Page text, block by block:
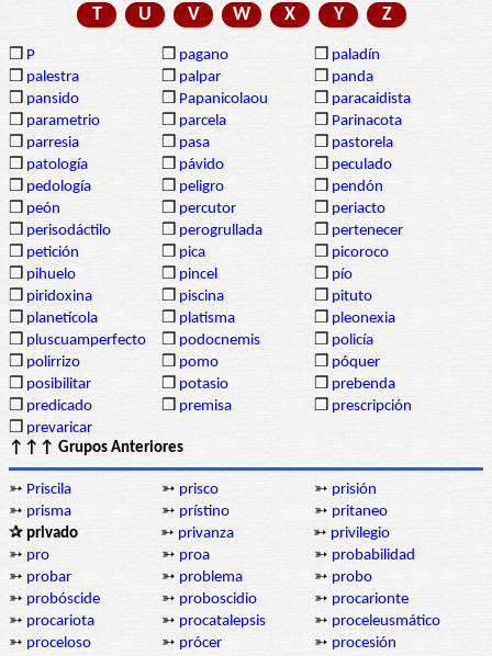
T
U V W X Y Z
❒ P ❒ pagano ❒ paladín
❒ palestra ❒ palpar ❒ panda
❒ pansido ❒ Papanicolaou ❒ paracaidista
❒ parametrio ❒ parcela ❒ Parinacota
❒ parresia ❒ pasa ❒ pastorela
❒ patología ❒ pávido ❒ peculado
❒ pedología ❒ peligro ❒ pendón
❒ peón ❒ percutor ❒ periacto
❒ perisodáctilo ❒ perogrullada ❒ pertenecer
❒ petición ❒ pica ❒ picoroco
❒ pihuelo ❒ pincel ❒ pío
❒ piridoxina ❒ piscina ❒ pituto
❒ planetícola ❒ platisma ❒ pleonexia
❒ pluscuamperfecto ❒ podocnemis ❒ policía
❒ polirrizo ❒ pomo ❒ póquer
❒ posibilitar ❒ potasio ❒ prebenda
❒ predicado ❒ premisa ❒ prescripción
❒ prevaricar
↑↑↑ Grupos Anteriores
➳ Priscila ➳ prisco ➳ prisión
➳ prisma ➳ prístino ➳ pritaneo
✰ privado
➳ privanza ➳ privilegio
➳ pro ➳ proa ➳ probabilidad
➳ probar ➳ problema ➳ probo
➳ probóscide ➳ proboscidio ➳ procarionte
➳ procariota ➳ procatalepsis ➳ proceleusmático
➳ proceloso ➳ prócer ➳ procesión